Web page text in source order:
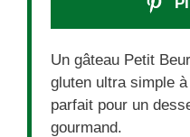
Un gâteau Petit
gluten ultra simple
parfait pour un
gourmand.